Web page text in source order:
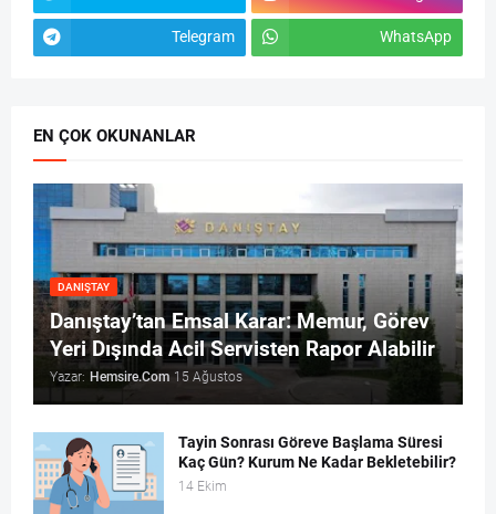
Telegram WhatsApp
EN ÇOK OKUNANLAR
DANIŞTAY
Danıştay’tan Emsal Karar: Memur, Görev
Yeri Dışında Acil Servisten Rapor Alabilir
Yazar: Hemsire.Com 15 Ağustos
Tayin Sonrası Göreve Başlama Süresi
Kaç Gün? Kurum Ne Kadar Bekletebilir?
14 Ekim